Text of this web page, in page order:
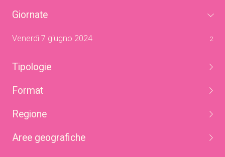
giornate
Venerdì 7 giugno 2024 2
tipologie
format
regione
aree geografiche